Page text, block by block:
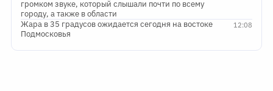
громком звуке, который слышали почти по всему
городу, а также в области
12:08
Жара в 35 градусов ожидается сегодня на востоке
Подмосковья